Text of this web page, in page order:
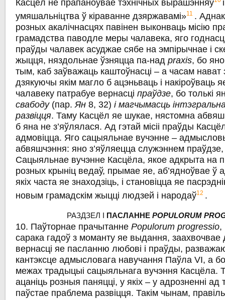
Касцёл не прапаноўвае тэхнічных вырашэнняў
умяшальніцтва ў кіраванне дзяржавамі»11 .
розных акалічнасцях павінен выконваць місію
грамадства паводле меры чалавека, яго
праўды чалавек асуджае сябе на эмпірычнае i
жыцця, няздольнае ўзняцца па-надpraxis, бо
тым, каб заўважаць каштоўнасці – а часам нават
дзякуючы якім магло б ацэньваць і накіроўваць
чалавеку патрабуе вернасціпраўдзе, бо толькі
свабоду(пар.Ян8, 32)i магчымасць
развіцця. Таму Касцёл яе шукае, нястомна
б яна не з’яўлялася. Ад гэтай місіі праўды
адмовіцца. Яго сацыяльнае вучэнне –
абвяшчэння: яно з’яўляецца служэннем
Сацыяльнае вучэнне Касцёла, якое адкрыта на
розных крыніц ведаў, прымае яе, аб’ядноўвае ў
якіх часта яе знаходзіць, i становіцца яе
новым грамадскім жыцці людзей і народаў12 .
РАЗДЗЕЛ I ПАСЛАННЕ POPULORUM
10. Паўторнае прачытаннеPopulorum progressio,
сарака гадоў з моманту яе выдання, заахвочвае
вернасці яе пасланню любові i праўды,
кантэксце адмысловага навучання Паўла VI, a
межах традыцыі сацыяльнага вучэння Касцёла.
ацаніць розныя паняцці, у якіх – у адрозненні
паўстае праблема развіцця. Такім чынам,